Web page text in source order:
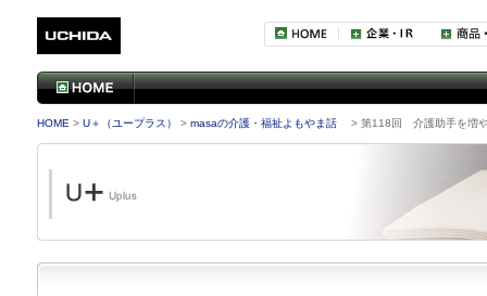
HOME > U＋（ユープラス） > masaの介護・福祉よもやま話 > 第118回 介護助手を増や